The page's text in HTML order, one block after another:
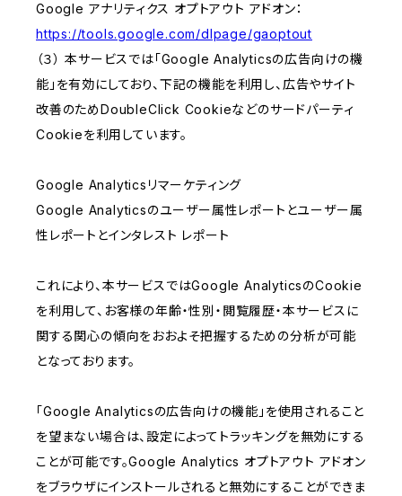
Google アナリティクス オプトアウト アドオン：
https://tools.google.com/dlpage/gaoptout
（３） 本サービスでは「Google Analyticsの広告向けの機
能」を有効にしており、下記の機能を利用し、広告やサイト
改善のためDoubleClick Cookieなどのサードパーティ
Cookieを利用しています。
Google Analyticsリマーケティング
Google Analyticsのユーザー属性レポートとユーザー属
性レポートとインタレスト レポート
これにより、本サービスではGoogle AnalyticsのCookie
を利用して、お客様の年齢・性別・閲覧履歴・本サービスに
関する関心の傾向をおおよそ把握するための分析が可能
となっております。
「Google Analyticsの広告向けの機能」を使用されること
を望まない場合は、設定によってトラッキングを無効にする
ことが可能です。Google Analytics オプトアウト アドオン
をブラウザにインストールされると無効にすることができま